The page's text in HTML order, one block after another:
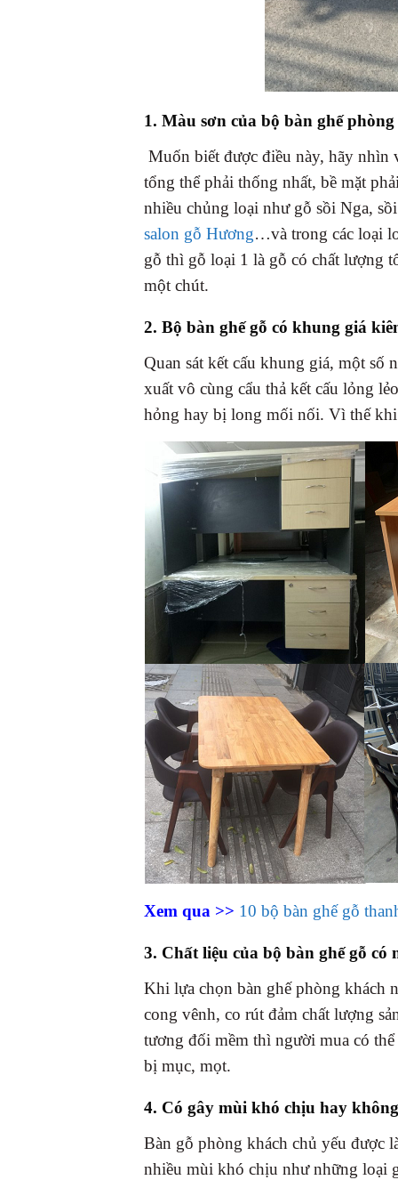
1. Màu sơn của bộ bàn ghế
Muốn biết được điều này, hãy nhìn
tổng thể phải thống nhất, bề mặt
nhiều chủng loại như gỗ sồi Nga,
salon gỗ Hương…và trong các loại
gỗ thì gỗ loại 1 là gỗ có chất lượng
một chút.
2. Bộ bàn ghế gỗ có khung giá
Quan sát kết cấu khung giá, một số
xuất vô cùng cẩu thả kết cấu lỏng
hỏng hay bị long mối nối. Vì thế
Xem qua >> 10 bộ bàn ghế gỗ
3. Chất liệu của bộ bàn ghế gỗ có
Khi lựa chọn bàn ghế phòng khách
cong vênh, co rút đảm chất lượng
tương đối mềm thì người mua có
bị mục, mọt.
4. Có gây mùi khó chịu hay không
Bàn gỗ phòng khách chủ yếu được
nhiều mùi khó chịu như những loại